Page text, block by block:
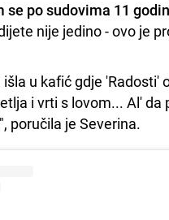
se po sudovima 11
nije jedino - ovo je
išla u kafić gdje 'Radosti'
i vrti s lovom... Al' da
poručila je Severina.